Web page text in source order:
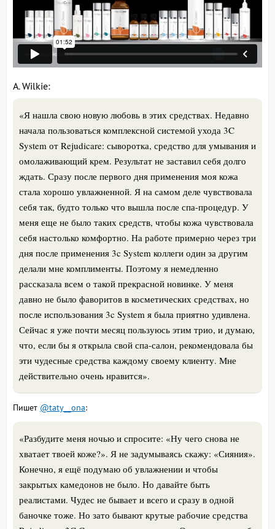
A. Wilkie:
«Я нашла свою новую любовь в этих средствах. Недавно
начала пользоваться комплексной системой ухода 3C
System от Rejudicare: сыворотка, средство для умывания и
омолаживающий крем. Результат не заставил себя долго
ждать. Сразу после первого дня применения моя кожа
стала хорошо увлажненной. Я на самом деле чувствовала
себя так, будто только что вышла после спа-процедур. У
меня еще не было таких средств, чтобы кожа чувствовала
себя настолько комфортно. На работе примерно через три
дня после применения 3c System коллеги один за другим
делали мне комплименты. Поэтому я немедленно
рассказала всем о такой прекрасной новинке. У меня
давно не было фаворитов в косметических средствах, но
после использования 3c System я была приятно удивлена.
Сейчас я уже почти месяц пользуюсь этим трио, и думаю,
что, если бы я открыла свой спа-салон, рекомендовала бы
эти чудесные средства каждому своему клиенту. Мне
действительно очень нравится».
Пишет @taty__ona:
«Разбудите меня ночью и спросите: «Ну чего снова не
хватает твоей коже?». Я не задумываясь скажу: «Сияния».
Конечно, я ещё подумаю об увлажнении и чтобы
закрытых камедонов не было. Но давайте быть
реалистами. Чудес не бывает и всего и сразу в одной
баночке тоже. Но зато бывают крутые рабочие средства